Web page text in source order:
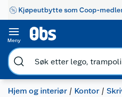
Kjøpeutbytte som Coop-
Meny
Hjem og interiør Kontor